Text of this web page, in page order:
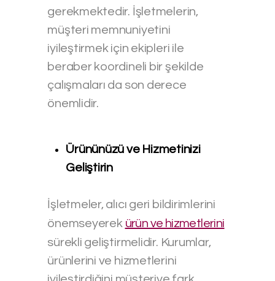
gerekmektedir. İşletmelerin,
müşteri memnuniyetini
iyileştirmek için ekipleri ile
beraber koordineli bir şekilde
çalışmaları da son derece
önemlidir.
Ürününüzü ve Hizmetinizi
Geliştirin
İşletmeler, alıcı geri bildirimlerini
önemseyerek ürün ve hizmetlerini
sürekli geliştirmelidir. Kurumlar,
ürünlerini ve hizmetlerini